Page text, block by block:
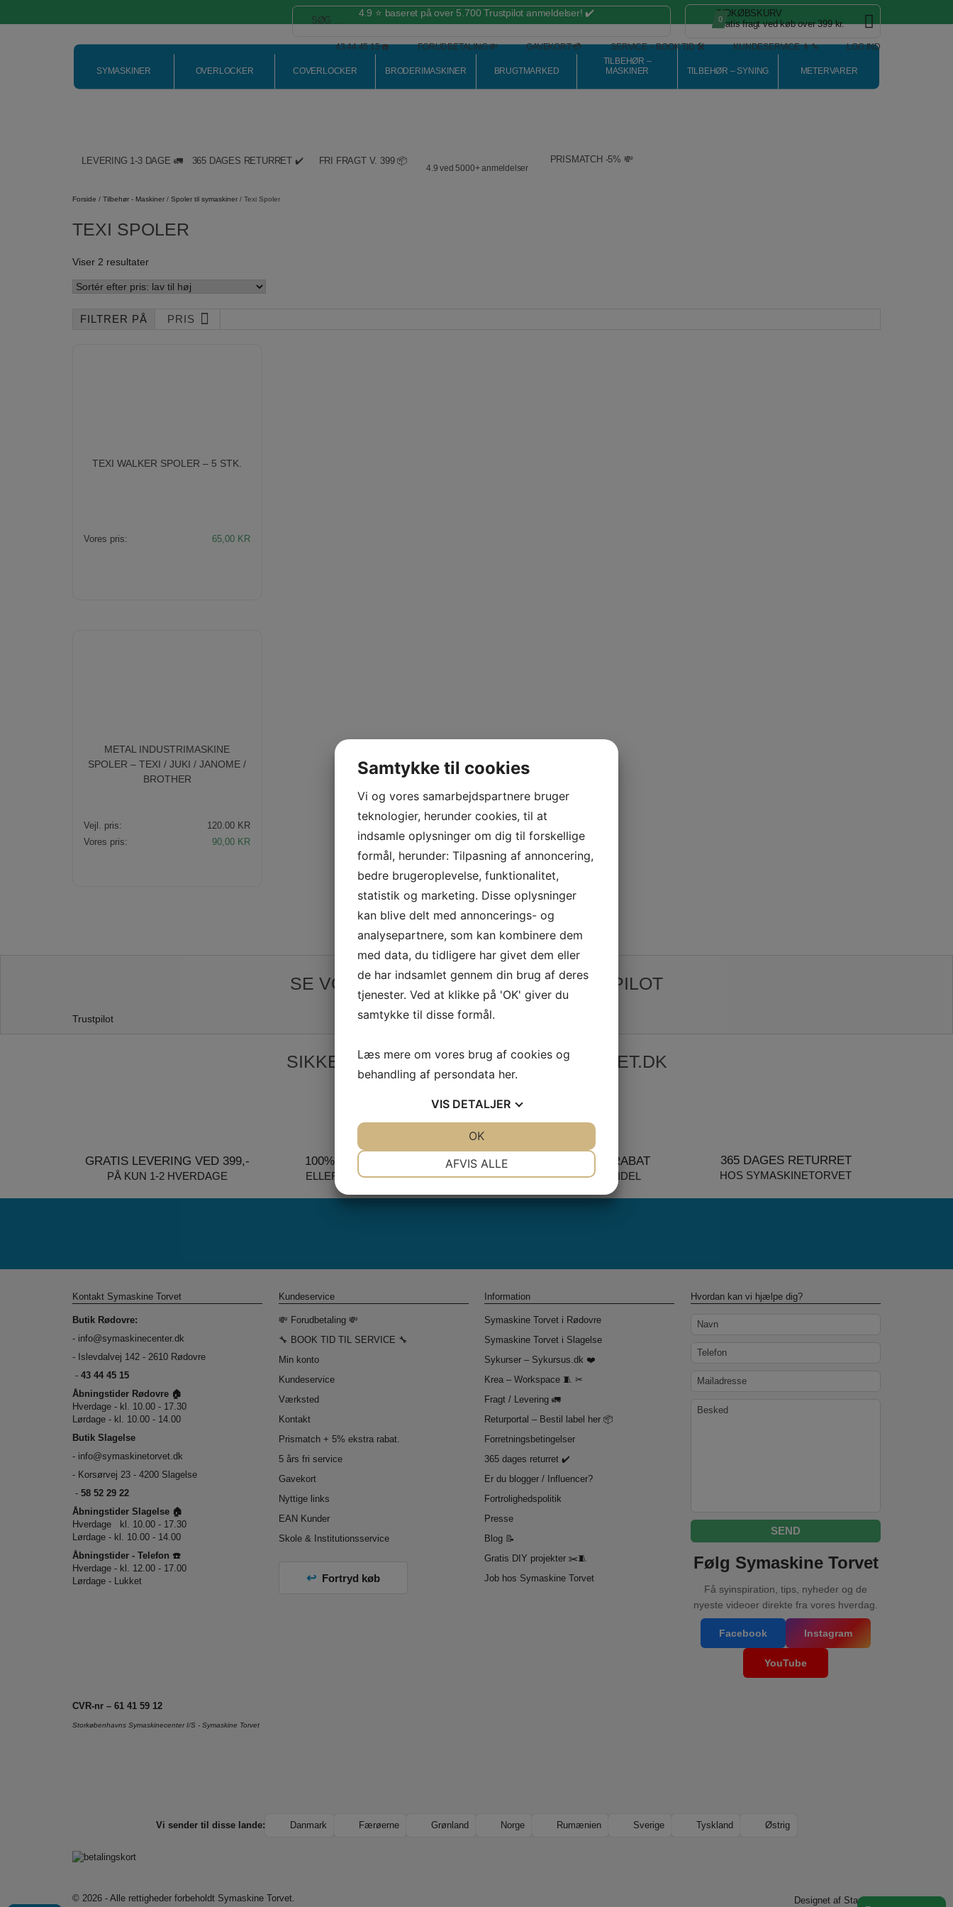
4.9 ⭐️ baseret på over 5.700 Trustpilot anmeldelser! ✔️
LEVERING 1-3 DAGE 🚛 365 DAGES RETURRET ✔️ FRI FRAGT V. 399 📦
4.9 ved 5000+ anmeldelser
PRISMATCH -5% 💸
43 44 45 15 ☎️ FORUDBETALING 💸 GAVEKORT 💳 SERVICE – BOOK TID 🛠️ KUNDESERVICE 👨‍🔧 LOG IND
0
INDKØBSKURV
Gratis fragt ved køb over 399 kr.
SYMASKINER OVERLOCKER COVERLOCKER BRODERIMASKINER BRUGTMARKED
TILBEHØR –
MASKINER
TILBEHØR – SYNING METERVARER
Forside / Tilbehør - Maskiner / Spoler til symaskiner / Texi Spoler
TEXI SPOLER
Viser 2 resultaterSorteret
pris:
PRIS
TEXI WALKER SPOLER – 5 STK.
Vores pris: 65,00 KR
Spar
METAL INDUSTRIMASKINE
SPOLER – TEXI / JUKI / JANOME /
BROTHER
Vejl. pris:
120.00 KR
Vores pris:
Den
90,00 KRDen
SE VORES ANMELDELSER PÅ TRUSTPILOT
Trustpilot
SIKKER HANDEL PÅ SYMASKINETORVET.DK
GRATIS LEVERING VED 399,-
PÅ KUN 1-2 HVERDAGE
100% SIKKER BETALING
ELLERS PENGENE RETUR
PRISMATCH + 5% RABAT
= DEN BEDSTE HANDEL
365 DAGES RETURRET
HOS SYMASKINETORVET
Kontakt Symaskine Torvet
Butik Rødovre:
- info@symaskinecenter.dk
- Islevdalvej 142 - 2610 Rødovre
- 43 44 45 15
Åbningstider Rødovre 🏠
Hverdage - kl. 10.00 - 17.30
Lørdage - kl. 10.00 - 14.00
Butik Slagelse
- info@symaskinetorvet.dk
- Korsørvej 23 - 4200 Slagelse
- 58 52 29 22
Åbningstider Slagelse 🏠
Hverdage kl. 10.00 - 17.30
Lørdage - kl. 10.00 - 14.00
Åbningstider - Telefon ☎️
Hverdage - kl. 12.00 - 17.00
Lørdage - Lukket
CVR-nr – 61 41 59 12
Storkøbenhavns Symaskinecenter I/S - Symaskine Torvet
Kundeservice
💸 Forudbetaling 💸
🔧 BOOK TID TIL SERVICE 🔧
Min konto
Kundeservice
Værksted
Kontakt
Prismatch + 5% ekstra rabat.
5 års fri service
Gavekort
Nyttige links
EAN Kunder
Skole & Institutionsservice
Fortryd køb
Information
Symaskine Torvet i Rødovre
Symaskine Torvet i Slagelse
Sykurser – Sykursus.dk ❤️
Krea – Workspace 🧵 ✂
Fragt / Levering 🚛
Returportal – Bestil label her 📦
Forretningsbetingelser
365 dages returret ✔️
Er du blogger / Influencer?
Fortrolighedspolitik
Presse
Blog 📝
Gratis DIY projekter ✂️🧵
Job hos Symaskine Torvet
Hvordan kan vi hjælpe dig?
Navn
Telefon
Mailadresse
Besked
Følg Symaskine Torvet
Få syinspiration, tips, nyheder og de
nyeste videoer direkte fra vores hverdag.
Facebook Instagram
YouTube
Vi sender til disse lande: Danmark Færøerne Grønland Norge Rumænien Sverige Tyskland Østrig
© 2026 - Alle rettigheder forbeholdt Symaskine Torvet. Designet af Standout
Samtykke til cookies
Vi og vores samarbejdspartnere bruger
teknologier, herunder cookies, til at
indsamle oplysninger om dig til forskellige
formål, herunder: Tilpasning af annoncering,
bedre brugeroplevelse, funktionalitet,
statistik og marketing. Disse oplysninger
kan blive delt med annoncerings- og
analysepartnere, som kan kombinere dem
med data, du tidligere har givet dem eller
de har indsamlet gennem din brug af deres
tjenester. Ved at klikke på 'OK' giver du
samtykke til disse formål.
Læs mere om vores brug af cookies og
behandling af persondata her.
VIS DETALJER
AFVIS ALLE
OK